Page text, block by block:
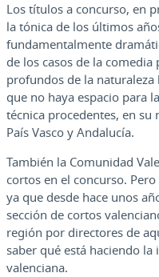
Los títulos a concurso, en
la tónica de los últimos
fundamentalmente
de los casos de la
profundos de la
que no haya espacio para
técnica procedentes, en
País Vasco y Andalucía.
También la Comunidad
cortos en el concurso.
ya que desde hace unos
sección de cortos
región por directores de
saber qué está haciendo
valenciana.